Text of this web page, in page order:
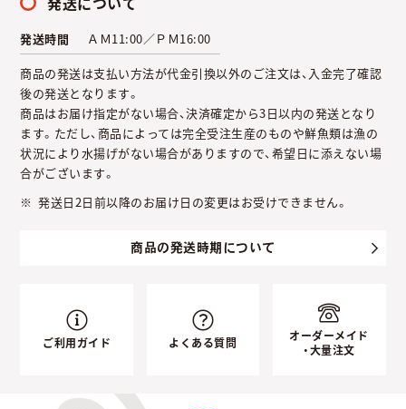
発送時間
ＡＭ11:00／ＰＭ16:00
商品の発送は支払い方法が代金引換以外のご注文は、入金完了確認
後の発送となります。
商品はお届け指定がない場合、決済確定から3日以内の発送となり
ます。ただし、商品によっては完全受注生産のものや鮮魚類は漁の
状況により水揚げがない場合がありますので、希望日に添えない場
合がございます。
発送日2日前以降のお届け日の変更はお受けできません。
商品の発送時期について
ご利用ガイド よくある質問
オーダーメイド
・大量注文